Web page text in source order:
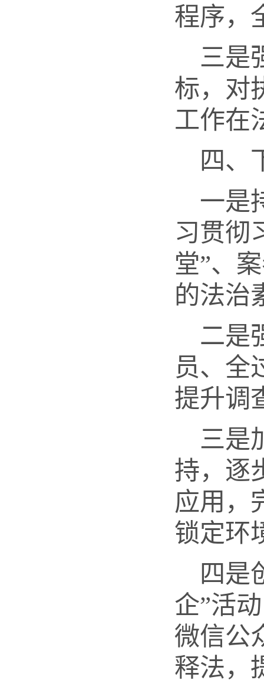
程序，
三是
标，对
工作在
四、
一是
习贯彻
堂”、
的法治
二是
员、全
提升调
三是
持，逐
应用，
锁定环
四是
企”活
微信公
释法，